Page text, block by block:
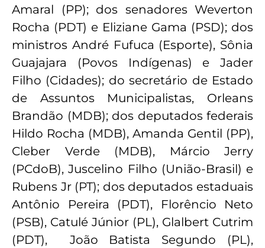
Amaral (PP); dos senadores Weverton
Rocha (PDT) e Eliziane Gama (PSD); dos
ministros André Fufuca (Esporte), Sônia
Guajajara (Povos Indígenas) e Jader
Filho (Cidades); do secretário de Estado
de Assuntos Municipalistas, Orleans
Brandão (MDB); dos deputados federais
Hildo Rocha (MDB), Amanda Gentil (PP),
Cleber Verde (MDB), Márcio Jerry
(PCdoB), Juscelino Filho (União-Brasil) e
Rubens Jr (PT); dos deputados estaduais
Antônio Pereira (PDT), Florêncio Neto
(PSB), Catulé Júnior (PL), Glalbert Cutrim
(PDT), João Batista Segundo (PL),